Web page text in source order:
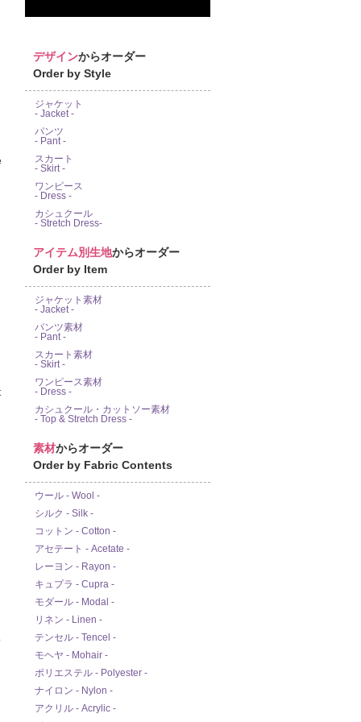
デザインからオーダー
Order by Style
ジャケット
- Jacket -
パンツ
- Pant -
スカート
- Skirt -
ワンピース
- Dress -
カシュクール
- Stretch Dress-
アイテム別生地からオーダー
Order by Item
ジャケット素材
- Jacket -
パンツ素材
- Pant -
スカート素材
- Skirt -
ワンピース素材
- Dress -
カシュクール・カットソー素材
- Top & Stretch Dress -
素材からオーダー
Order by Fabric Contents
ウール - Wool -
シルク - Silk -
コットン - Cotton -
アセテート - Acetate -
レーヨン - Rayon -
キュプラ - Cupra -
モダール - Modal -
リネン - Linen -
テンセル - Tencel -
モヘヤ - Mohair -
ポリエステル - Polyester -
ナイロン - Nylon -
アクリル - Acrylic -